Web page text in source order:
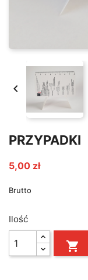

PRZYPADKI
5,00 zł
Brutto
Ilość
